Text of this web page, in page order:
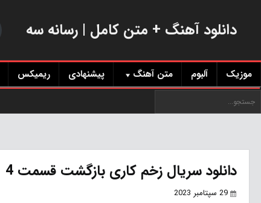
دانلود آهنگ + متن کامل | رسانه سه
موزیک آلبوم متن آهنگ پیشنهادی ریمیکس
دانلود سریال زخم کاری بازگشت قسمت 4
29 سپتامبر 2023